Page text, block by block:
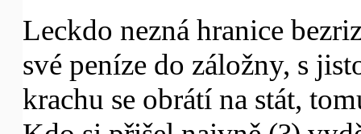
Leckdo nezná hranice
své peníze do záložny, s
krachu se obrátí na stát,